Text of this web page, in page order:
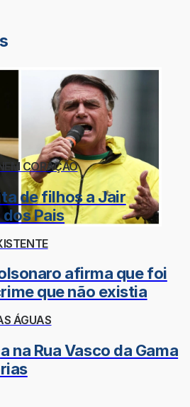
CORAÇÃO
de filhos a Jair
Pais
afirma que foi
que não existia
ÁGUAS
na Rua Vasco da Gama